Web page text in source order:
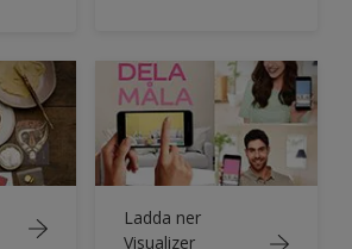
Ladda ner
Visualizer